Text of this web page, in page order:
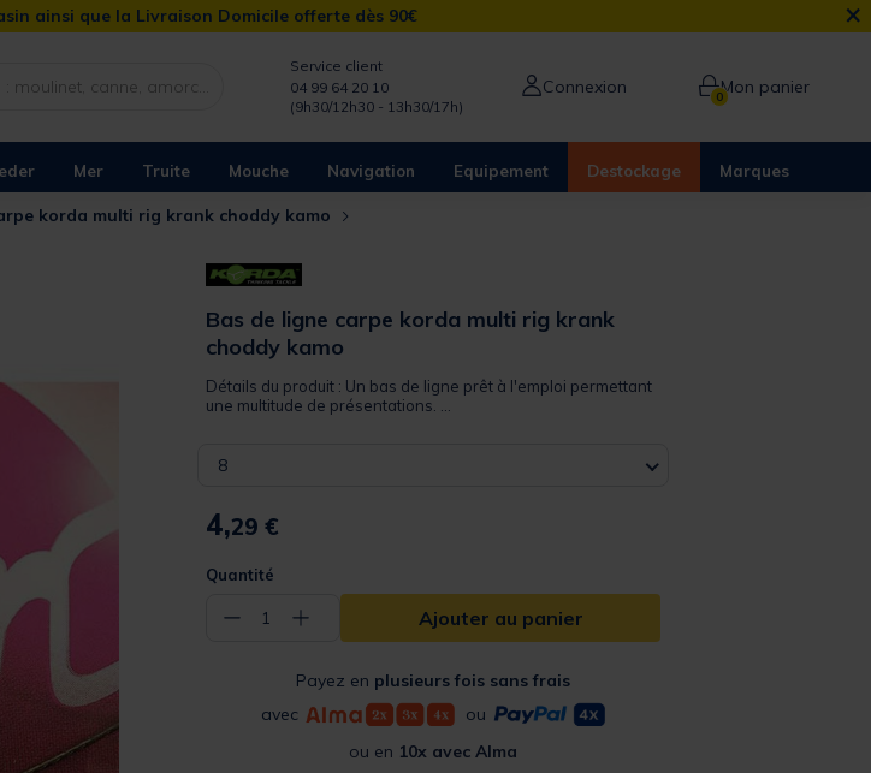
ainsi que la Livraison Domicile offerte dès 90€ ×
Service client
04 99 64 20 10
(9h30/12h30 - 13h30/17h)
Connexion 0Mon panier
Mer Truite Mouche Navigation Equipement Destockage Marques
korda multi rig krank choddy kamo
Bas de ligne carpe korda multi rig krank
choddy kamo
Détails du produit : Un bas de ligne prêt à l'emploi permettant
une multitude de présentations. ...
8
4,29 €
Quantité
− 1 + Ajouter au panier
Payez en plusieurs fois sans frais
avec
ou
ou en 10x avec Alma